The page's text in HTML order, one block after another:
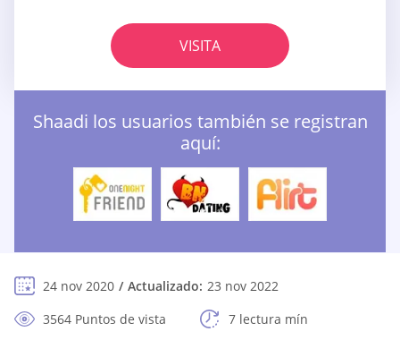
VISITA
Shaadi los usuarios también se registran
aquí:
24 nov 2020 Actualizado: 23 nov 2022
3564 Puntos de vista
7 lectura mín